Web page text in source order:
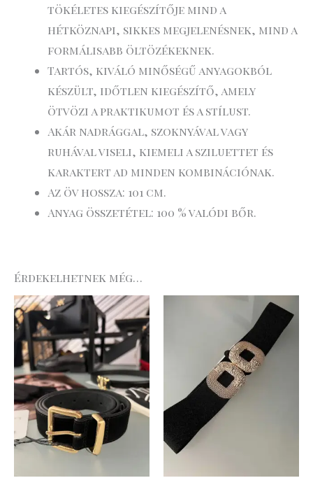
tökéletes kiegészítője mind a
hétköznapi, sikkes megjelenésnek, mind a
formálisabb öltözékeknek.
Tartós, kiváló minőségű anyagokból
készült, időtlen kiegészítő, amely
ötvözi a praktikumot és a stílust.
Akár nadrággal, szoknyával vagy
ruhával viseli, kiemeli a sziluettet és
karaktert ad minden kombinációnak.
Az öv hossza: 101 cm.
Anyag összetétel: 100 % valódi bőr.
Érdekelhetnek még…